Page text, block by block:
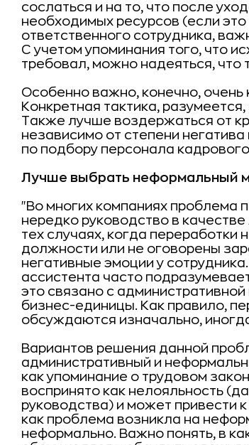
сослаться и на то, что после
необходимых ресурсов (если
ответственного сотрудника,
С учетом упоминания того, что
требовал, можно надеяться, что
Особенно важно, конечно, очень
Конкретная тактика,
Также лучше воздержаться от
независимо от степени
по подбору персонала
Лучше выбрать неформальный
"Во многих компаниях проблема
нередко руководство в
тех случаях, когда
должности или не оговорены
негативные эмоции у
ассистента часто
это связано с
бизнес-единицы. Как правило,
обсуждаются изначально,
Вариантов решения данной
административный и
как упоминание о трудовом
воспринято как нелояльность
руководства) и может привести
как проблема возникла на
неформально. Важно понять, в